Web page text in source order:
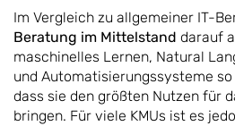
Im Vergleich zu allgemeiner IT-
Beratung im Mittelstand darauf
maschinelles Lernen, Natural
und Automatisierungssysteme
dass sie den größten Nutzen für
bringen. Für viele KMUs ist es